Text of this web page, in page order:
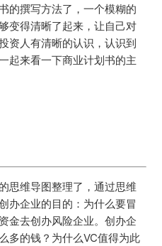
的撰写方法了，一个模糊的
变得清晰了起来，让自己对
资人有清晰的认识，认识到
起来看一下商业计划书的主
思维导图整理了，通过思维
办企业的目的：为什么要冒
金去创办风险企业。创办企
多的钱？为什么VC值得为此